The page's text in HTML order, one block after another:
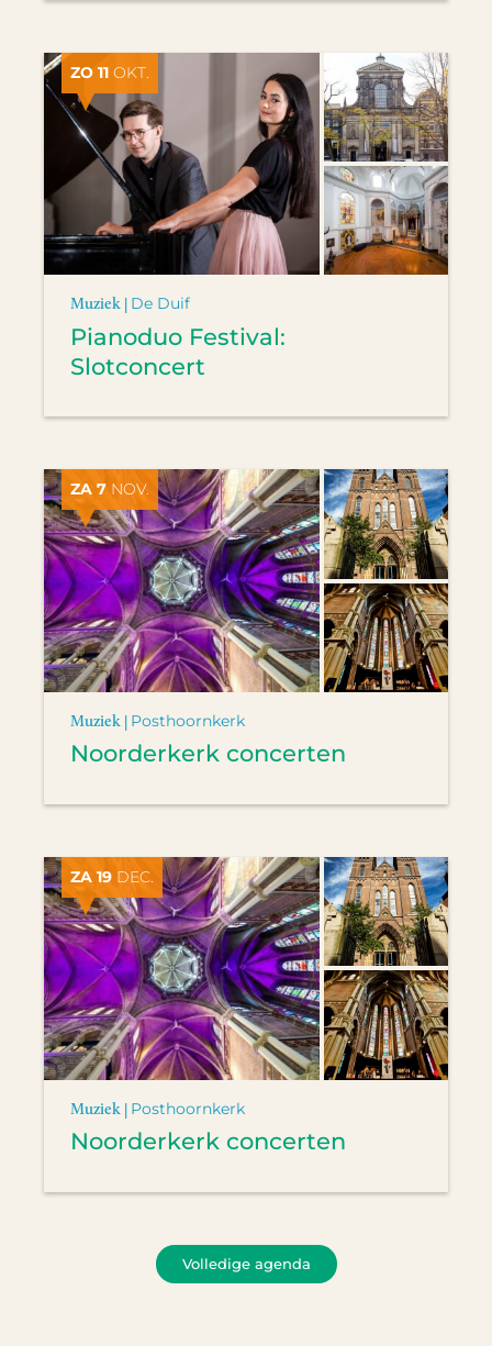
ZO 11 OKT.
Muziek | De Duif
Pianoduo Festival:
Slotconcert
ZA 7 NOV.
Muziek | Posthoornkerk
Noorderkerk concerten
ZA 19 DEC.
Muziek | Posthoornkerk
Noorderkerk concerten
Volledige agenda